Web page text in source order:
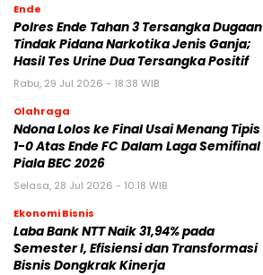
Ende
Polres Ende Tahan 3 Tersangka Dugaan
Tindak Pidana Narkotika Jenis Ganja;
Hasil Tes Urine Dua Tersangka Positif
Rabu, 29 Jul 2026 - 18:38 WIB
Olahraga
Ndona Lolos ke Final Usai Menang Tipis
1-0 Atas Ende FC Dalam Laga Semifinal
Piala BEC 2026
Selasa, 28 Jul 2026 - 10:18 WIB
Ekonomi Bisnis
Laba Bank NTT Naik 31,94% pada
Semester I, Efisiensi dan Transformasi
Bisnis Dongkrak Kinerja